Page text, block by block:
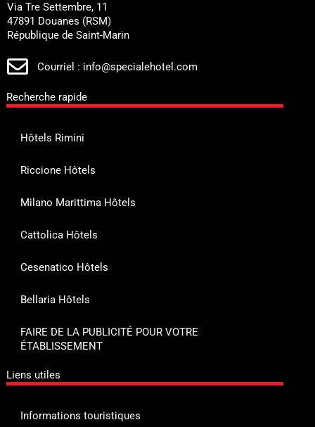
Via Tre Settembre, 11
47891 Douanes (RSM)
République de Saint-Marin
Courriel : info@specialehotel.com
Recherche rapide
Hôtels Rimini
Riccione Hôtels
Milano Marittima Hôtels
Cattolica Hôtels
Cesenatico Hôtels
Bellaria Hôtels
FAIRE DE LA PUBLICITÉ POUR VOTRE
ÉTABLISSEMENT
Liens utiles
Informations touristiques